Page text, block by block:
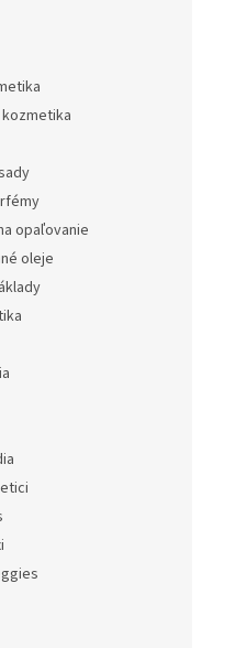
opaľovanie
oleje